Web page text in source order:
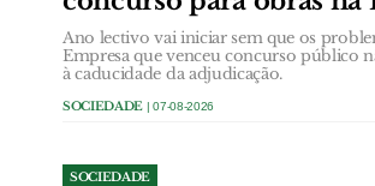
Ano lectivo vai iniciar sem que os
Empresa que venceu concurso público
à caducidade da adjudicação.
SOCIEDADE | 07-08-2026
SOCIEDADE